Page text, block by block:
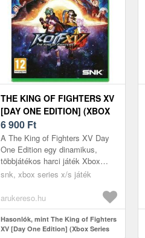
THE KING OF FIGHTERS XV
[DAY ONE EDITION] (XBOX
SERIES X/S)
6 900 Ft
A The King of Fighters XV Day
One Edition egy dinamikus,
többjátékos harci játék Xbox
Series X-re, amelyben ikonikus
é...
snk, xbox series x/s játék
arukereso.hu
Hasonlók, mint The King of Fighters
XV [Day One Edition] (Xbox Series